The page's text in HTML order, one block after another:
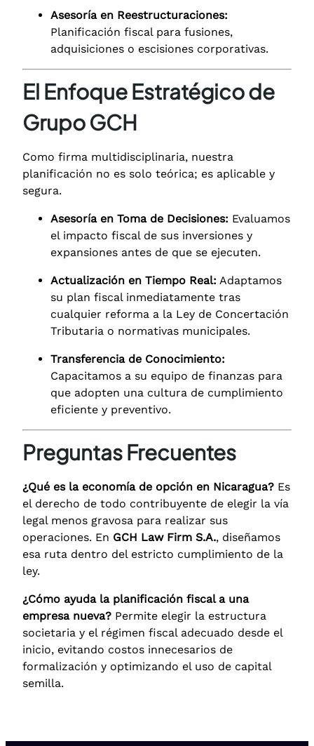
Asesoría en Reestructuraciones:
Planificación fiscal para fusiones,
adquisiciones o escisiones corporativas.
El Enfoque Estratégico de
Grupo GCH
Como firma multidisciplinaria, nuestra
planificación no es solo teórica; es aplicable y
segura.
Asesoría en Toma de Decisiones: Evaluamos
el impacto fiscal de sus inversiones y
expansiones antes de que se ejecuten.
Actualización en Tiempo Real: Adaptamos
su plan fiscal inmediatamente tras
cualquier reforma a la Ley de Concertación
Tributaria o normativas municipales.
Transferencia de Conocimiento:
Capacitamos a su equipo de finanzas para
que adopten una cultura de cumplimiento
eficiente y preventivo.
Preguntas Frecuentes
¿Qué es la economía de opción en Nicaragua? Es
el derecho de todo contribuyente de elegir la vía
legal menos gravosa para realizar sus
operaciones. En GCH Law Firm S.A., diseñamos
esa ruta dentro del estricto cumplimiento de la
ley.
¿Cómo ayuda la planificación fiscal a una
empresa nueva? Permite elegir la estructura
societaria y el régimen fiscal adecuado desde el
inicio, evitando costos innecesarios de
formalización y optimizando el uso de capital
semilla.